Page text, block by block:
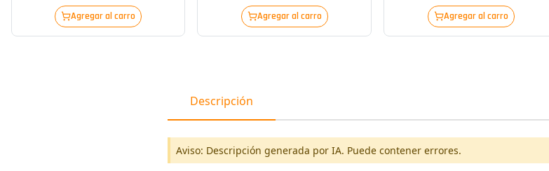
Agregar al carro Agregar al carro Agregar al carro
Descripción
Aviso: Descripción generada por IA. Puede contener errores.